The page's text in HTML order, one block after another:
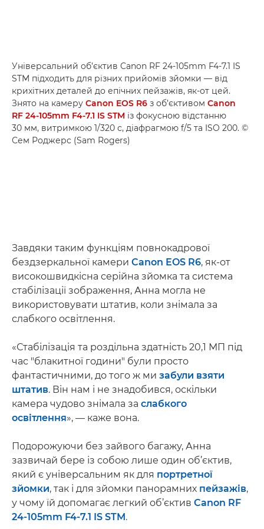
Універсальний об’єктив Canon RF 24-105mm F4-7.1 IS
STM підходить для різних прийомів зйомки — від
крихітних деталей до епічних пейзажів, як-от цей.
Знято на камеру Canon EOS R6 з об’єктивом Canon
RF 24-105mm F4-7.1 IS STM із фокусною відстанню
30 мм, витримкою 1/320 с, діафрагмою f/5 та ISO 200. ©
Сем Роджерс (Sam Rogers)
Завдяки таким функціям повнокадрової
бездзеркальної камери Canon EOS R6, як-от
високошвидкісна серійна зйомка та система
стабілізації зображення, Анна могла не
використовувати штатив, коли знімала за
слабкого освітлення.
«Стабілізація та роздільна здатність 20,1 МП під
час "блакитної години" були просто
фантастичними, до того ж ми забули взяти
штатив. Він нам і не знадобився, оскільки
камера чудово знімала за слабкого
освітлення», — каже вона.
Подорожуючи без зайвого багажу, Анна
зазвичай бере із собою лише один об’єктив,
який є універсальним як для портретної
зйомки, так і для зйомки панорамних пейзажів,
у чому їй допомагає легкий об’єктив Canon RF
24-105mm F4-7.1 IS STM.